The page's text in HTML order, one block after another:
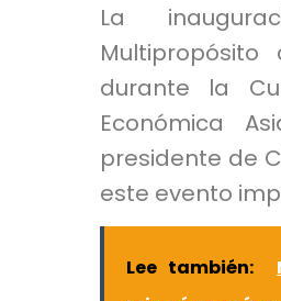
La
durante la
Económica
presidente de
este evento
Lee también: